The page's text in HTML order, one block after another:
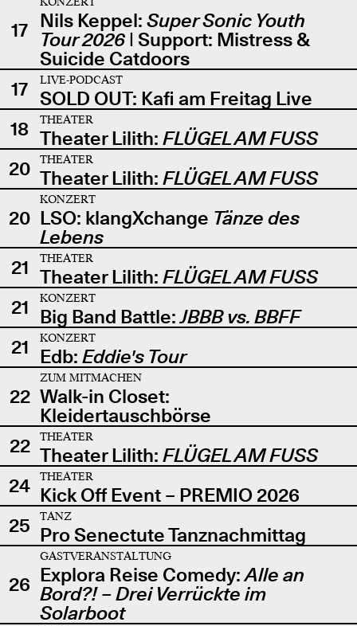
17 Nils Keppel: Super Sonic Youth
Tour 2026| Support: Mistress &
Suicide Catdoors
17
LIVE-PODCAST
SOLD OUT: Kafi am Freitag Live
18
THEATER
Theater Lilith: FLÜGEL AM FUSS
20
THEATER
Theater Lilith: FLÜGEL AM FUSS
20
KONZERT
LSO: klangXchange Tänze des
Lebens
21
THEATER
Theater Lilith: FLÜGEL AM FUSS
21
KONZERT
Big Band Battle:JBBB vs. BBFF
21
KONZERT
Edb: Eddie's Tour
22
ZUM MITMACHEN
Walk-in Closet:
Kleidertauschbörse
22
THEATER
Theater Lilith: FLÜGEL AM FUSS
24
THEATER
Kick Off Event – PREMIO 2026
25
TANZ
Pro Senectute Tanznachmittag
26
GASTVERANSTALTUNG
Explora Reise Comedy:Alle an
Bord?! – Drei Verrückte im
Solarboot